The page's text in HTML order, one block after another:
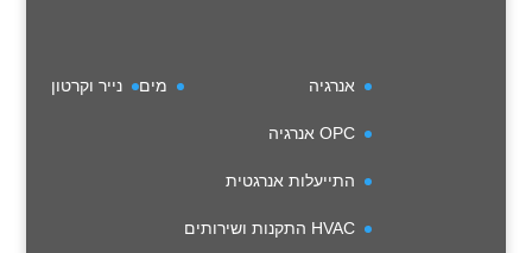
נייר וקרטון מים אנרגיה
OPC אנרגיה
התייעלות אנרגטית
HVAC התקנות ושירותים